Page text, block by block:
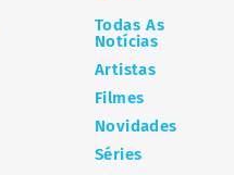
Todas As
Notícias
Artistas
Filmes
Novidades
Séries